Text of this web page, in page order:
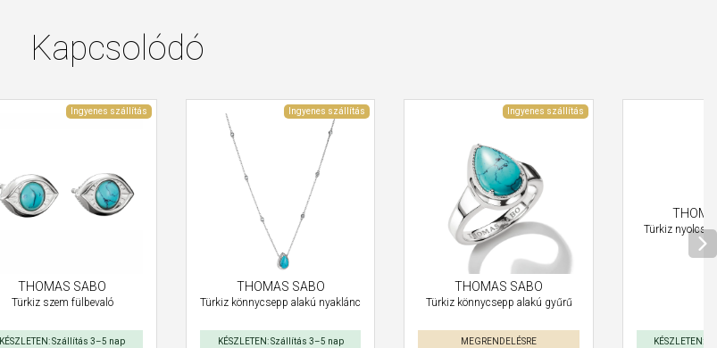
Kapcsolódó
Ingyenes szállítás
THOMAS SABO
Türkiz szem fülbevaló
KÉSZLETEN: Szállítás 3–5 nap
Ingyenes szállítás
THOMAS SABO
Türkiz könnycsepp alakú nyaklánc
KÉSZLETEN: Szállítás 3–5 nap
Ingyenes szállítás
THOMAS SABO
Türkiz könnycsepp alakú gyűrű
MEGRENDELÉSRE
Türkiz
KÉSZLETEN: